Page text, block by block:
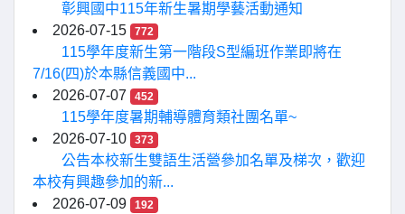
彰興國中115年新生暑期學藝活動通知
2026-07-15
772
115學年度新生第一階段S型編班作業即將在
7/16(四)於本縣信義國中...
2026-07-07
452
115學年度暑期輔導體育類社團名單~
2026-07-10
373
公告本校新生雙語生活營參加名單及梯次，歡迎
本校有興趣參加的新...
2026-07-09
192